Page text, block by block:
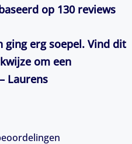
op 130 reviews
ging erg soepel. Vind dit
om een
Laurens